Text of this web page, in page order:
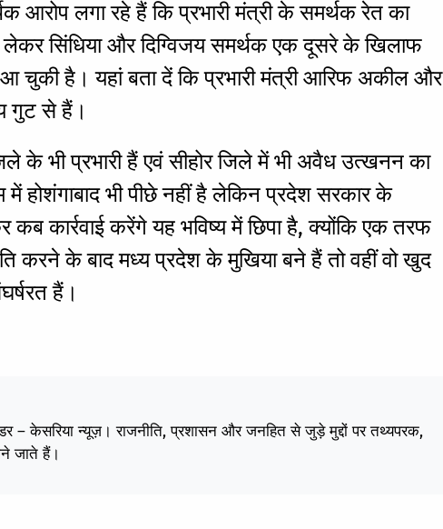
आरोप लगा रहे हैं कि प्रभारी मंत्री के समर्थक रेत का
सिंधिया और दिग्विजय समर्थक एक दूसरे के खिलाफ
आ चुकी है। यहां बता दें कि प्रभारी मंत्री आरिफ अकील और
गुट से हैं।
के भी प्रभारी हैं एवं सीहोर जिले में भी अवैध उत्खनन का
होशंगाबाद भी पीछे नहीं है लेकिन प्रदेश सरकार के
कार्रवाई करेंगे यह भविष्य में छिपा है, क्योंकि एक तरफ
करने के बाद मध्य प्रदेश के मुखिया बने हैं तो वहीं वो खुद
हैं।
– केसरिया न्यूज़। राजनीति, प्रशासन और जनहित से जुड़े मुद्दों पर तथ्यपरक,
जाते हैं।